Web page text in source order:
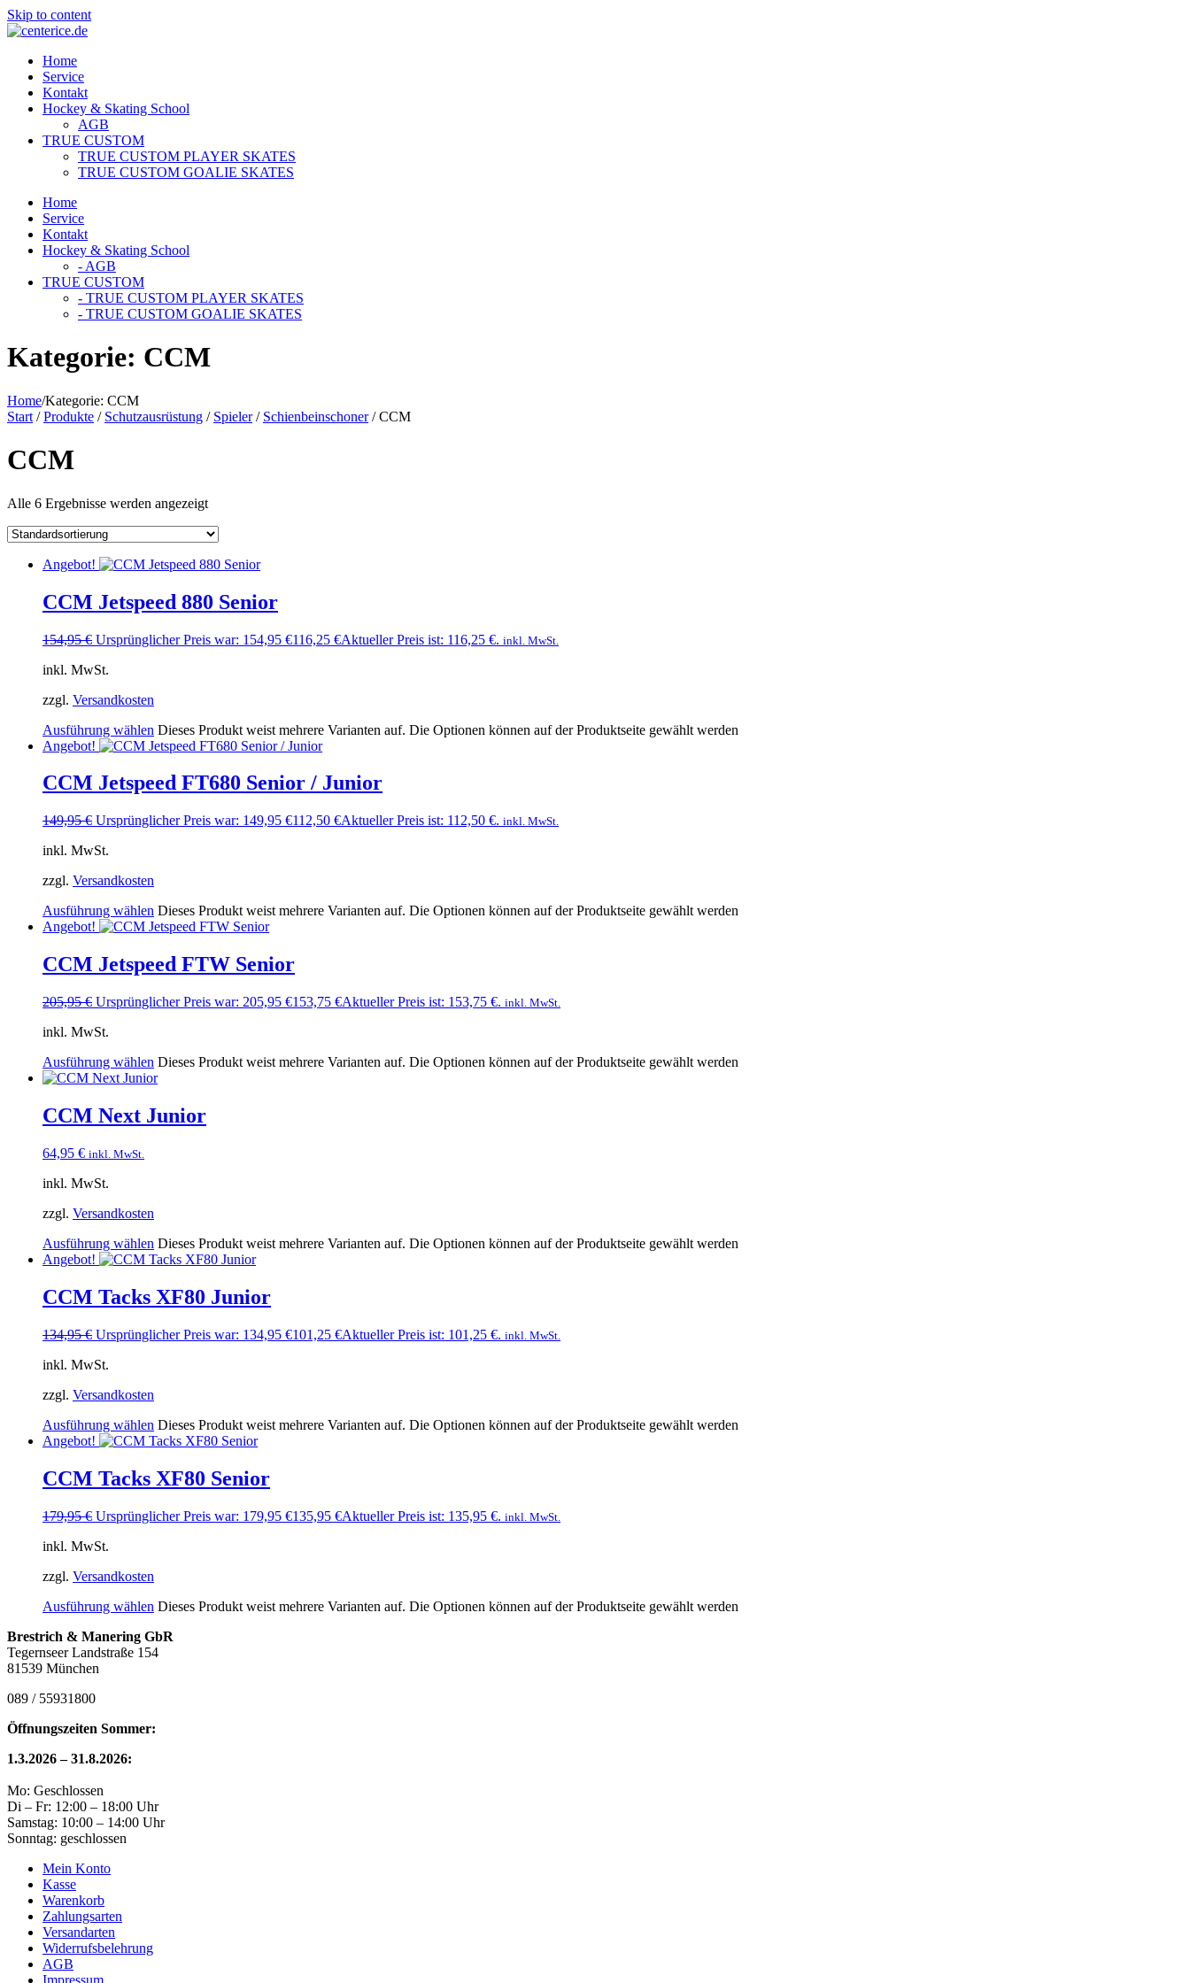
Skip to content
Home
Service
Kontakt
Hockey & Skating School
AGB
TRUE CUSTOM
TRUE CUSTOM PLAYER SKATES
TRUE CUSTOM GOALIE SKATES
Home
Service
Kontakt
Hockey & Skating School
- AGB
TRUE CUSTOM
- TRUE CUSTOM PLAYER SKATES
- TRUE CUSTOM GOALIE SKATES
Kategorie: CCM
Home/Kategorie: CCM
Start /Produkte / Schutzausrüstung / Spieler/ Schienbeinschoner/ CCM
CCM
Alle 6 Ergebnisse werden angezeigt
Angebot!
CCM Jetspeed 880 Senior
154,95€ Ursprünglicher Preis war: 154,95 €116,25 €Aktueller Preis ist: 116,25 €. inkl. MwSt.
inkl. MwSt.
zzgl. Versandkosten
Ausführung wählen Dieses Produkt weist mehrere Varianten auf. Die Optionen können auf der Produktseite gewählt werden
Angebot!
CCM Jetspeed FT680 Senior / Junior
149,95€ Ursprünglicher Preis war: 149,95 €112,50 €Aktueller Preis ist: 112,50 €. inkl. MwSt.
inkl. MwSt.
zzgl. Versandkosten
Ausführung wählen Dieses Produkt weist mehrere Varianten auf. Die Optionen können auf der Produktseite gewählt werden
Angebot!
CCM Jetspeed FTW Senior
205,95€ Ursprünglicher Preis war: 205,95 €153,75 €Aktueller Preis ist: 153,75 €. inkl. MwSt.
inkl. MwSt.
Ausführung wählen Dieses Produkt weist mehrere Varianten auf. Die Optionen können auf der Produktseite gewählt werden
CCM Next Junior
64,95 € inkl. MwSt.
inkl. MwSt.
zzgl. Versandkosten
Ausführung wählen Dieses Produkt weist mehrere Varianten auf. Die Optionen können auf der Produktseite gewählt werden
Angebot!
CCM Tacks XF80 Junior
134,95€ Ursprünglicher Preis war: 134,95 €101,25 €Aktueller Preis ist: 101,25 €. inkl. MwSt.
inkl. MwSt.
zzgl. Versandkosten
Ausführung wählen Dieses Produkt weist mehrere Varianten auf. Die Optionen können auf der Produktseite gewählt werden
Angebot!
CCM Tacks XF80 Senior
179,95€ Ursprünglicher Preis war: 179,95 €135,95 €Aktueller Preis ist: 135,95 €. inkl. MwSt.
inkl. MwSt.
zzgl. Versandkosten
Ausführung wählen Dieses Produkt weist mehrere Varianten auf. Die Optionen können auf der Produktseite gewählt werden
Brestrich & Manering GbR
Tegernseer Landstraße 154
81539 München
089 / 55931800
Öffnungszeiten Sommer:
1.3.2026 – 31.8.2026:
Mo: Geschlossen
Di – Fr: 12:00 – 18:00 Uhr
Samstag: 10:00 – 14:00 Uhr
Sonntag: geschlossen
Mein Konto
Kasse
Warenkorb
Zahlungsarten
Versandarten
Widerrufsbelehrung
AGB
Impressum